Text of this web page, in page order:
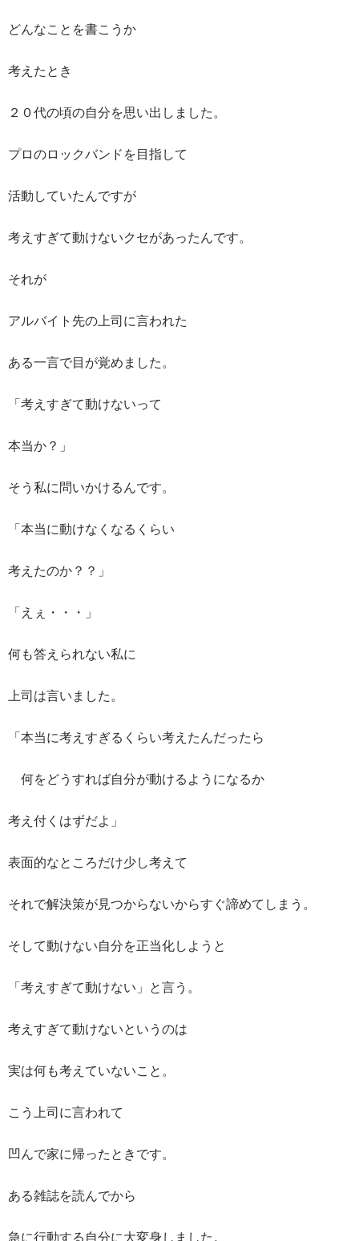
どんなことを書こうか
考えたとき
２０代の頃の自分を思い出しました。
プロのロックバンドを目指して
活動していたんですが
考えすぎて動けないクセがあったんです。
それが
アルバイト先の上司に言われた
ある一言で目が覚めました。
「考えすぎて動けないって
本当か？」
そう私に問いかけるんです。
「本当に動けなくなるくらい
考えたのか？？」
「えぇ・・・」
何も答えられない私に
上司は言いました。
「本当に考えすぎるくらい考えたんだったら
何をどうすれば自分が動けるようになるか
考え付くはずだよ」
表面的なところだけ少し考えて
それで解決策が見つからないからすぐ諦めてしまう。
そして動けない自分を正当化しようと
「考えすぎて動けない」と言う。
考えすぎて動けないというのは
実は何も考えていないこと。
こう上司に言われて
凹んで家に帰ったときです。
ある雑誌を読んでから
急に行動する自分に大変身しました。